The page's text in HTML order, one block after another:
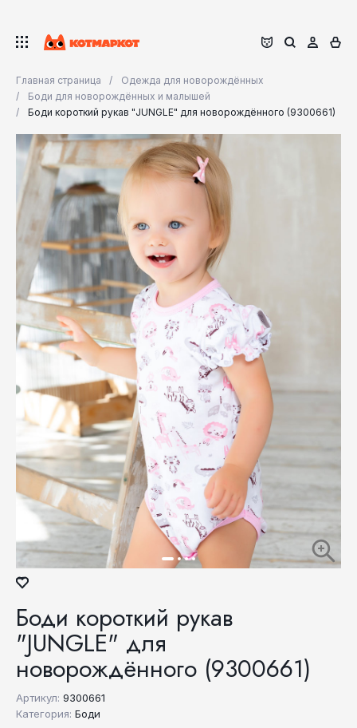
Главная страница
Одежда для новорождённых
Боди для новорождённых и малышей
Боди короткий рукав "JUNGLE" для новорождённого (9300661)
Боди короткий рукав
"JUNGLE" для
новорождённого (9300661)
Артикул: 9300661
Категория: Боди